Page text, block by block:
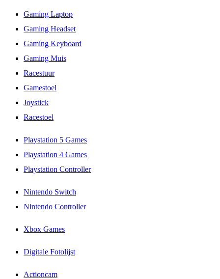
Gaming Laptop
Gaming Headset
Gaming Keyboard
Gaming Muis
Racestuur
Gamestoel
Joystick
Racestoel
Playstation 5 Games
Playstation 4 Games
Playstation Controller
Nintendo Switch
Nintendo Controller
Xbox Games
Digitale Fotolijst
Actioncam